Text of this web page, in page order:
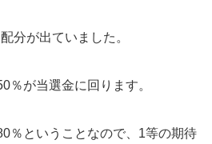
分が出ていました。
％が当選金に回ります。
％ということなので、 1等の期待